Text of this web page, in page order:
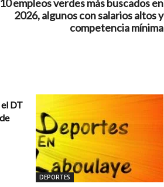
empleos verdes más buscados en
2026, algunos con salarios altos y
competencia mínima
DT
DEPORTES